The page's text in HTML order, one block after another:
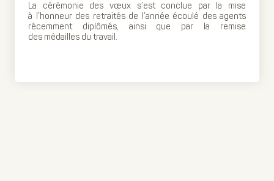
La cérémonie des vœux s’est conclue par la mise
à l’honneur des retraités de l’année écoulé des agents
récemment diplômés, ainsi que par la remise
des médailles du travail.